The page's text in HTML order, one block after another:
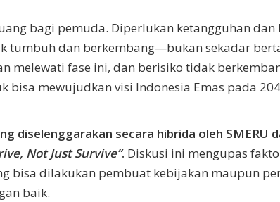
bagi pemuda. Diperlukan ketangguhan
tumbuh dan berkembang—bukan sekadar
melewati fase ini, dan berisiko tidak
mewujudkan visi Indonesia Emas pada
diselenggarakan secara hibrida oleh SMERU
Not Just Survive”. Diskusi ini mengupas
bisa dilakukan pembuat kebijakan maupun
baik.